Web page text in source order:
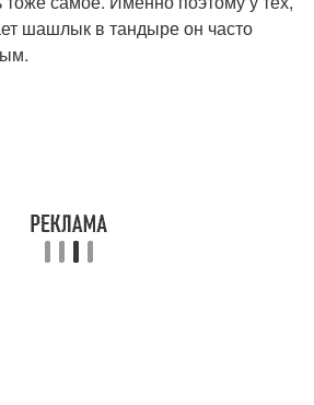
шашлык в тандыре он часто